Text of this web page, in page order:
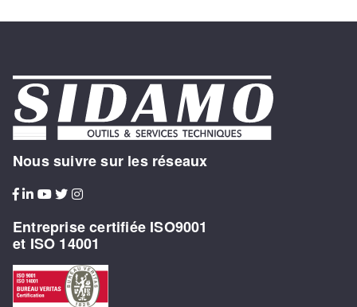
Nous suivre sur les réseaux
Entreprise certifiée ISO9001
et ISO 14001